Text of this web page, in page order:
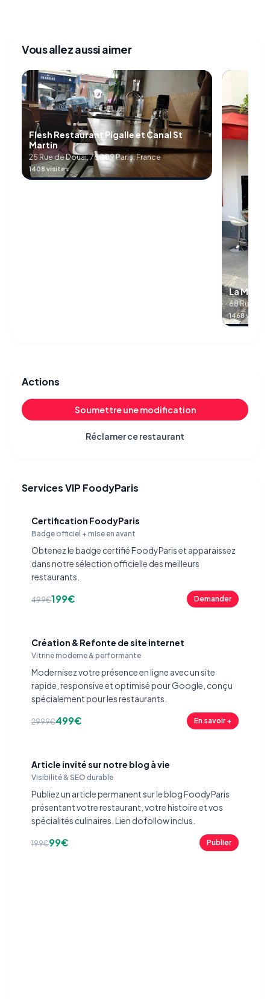
Vous allez aussi aimer
Flesh Restaurant Pigalle et Canal St
Martin
25 Rue de Douai, 75009 Paris, France
1408 visites
La
68 Rue
1468 visites
Actions
Soumettre une modification
Réclamer ce restaurant
Services VIP FoodyParis
Certification FoodyParis
Badge officiel + mise en avant
Obtenez le badge certifié FoodyParis et apparaissez
dans notre sélection officielle des meilleurs
restaurants.
499€199€ Demander
Création & Refonte de site internet
Vitrine moderne & performante
Modernisez votre présence en ligne avec un site
rapide, responsive et optimisé pour Google, conçu
spécialement pour les restaurants.
2999€499€ En savoir +
Article invité sur notre blog à vie
Visibilité & SEO durable
Publiez un article permanent sur le blog FoodyParis
présentant votre restaurant, votre histoire et vos
spécialités culinaires. Lien dofollow inclus.
199€99€ Publier